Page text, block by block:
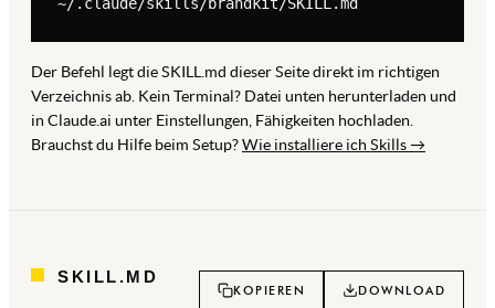
Der Befehl legt die SKILL.md dieser Seite direkt im richtigen
Verzeichnis ab. Kein Terminal? Datei unten herunterladen und
in Claude.ai unter Einstellungen, Fähigkeiten hochladen.
Brauchst du Hilfe beim Setup?Wie installiere ich Skills →
SKILL.MD
KOPIEREN DOWNLOAD